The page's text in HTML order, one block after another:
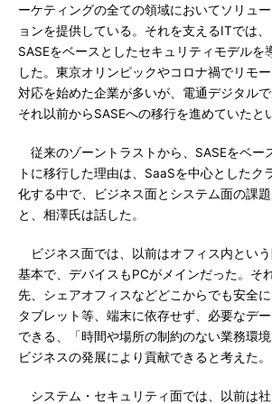
ーケティングの全ての領域においてソリュ
ョンを提供している。それを支えるITでは、
SASEをベースとしたセキュリティモデルを
した。東京オリンピックやコロナ禍でリモー
対応を始めた企業が多いが、電通デジタル
それ以前からSASEへの移行を進めていたと
従来のゾーントラストから、SASEをベー
トに移行した理由は、SaaSを中心としたク
化する中で、ビジネス面とシステム面の課
と、相澤氏は話した。
ビジネス面では、以前はオフィス内とい
基本で、デバイスもPCがメインだった。そ
先、シェアオフィスなどどこからでも安全に
タブレット等、端末に依存せず、必要なデ
できる、「時間や場所の制約のない業務環境
ビジネスの発展により貢献できると考えた。
システム・セキュリティ面では、以前は